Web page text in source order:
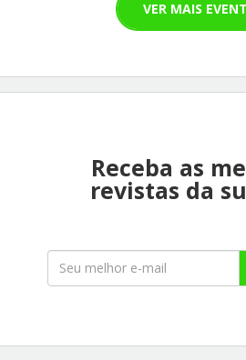
VER MAIS
Receba as
revistas da